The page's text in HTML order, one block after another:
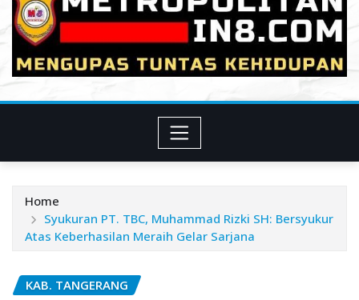
Home
Syukuran PT. TBC, Muhammad Rizki SH: Bersyukur
Atas Keberhasilan Meraih Gelar Sarjana
KAB. TANGERANG